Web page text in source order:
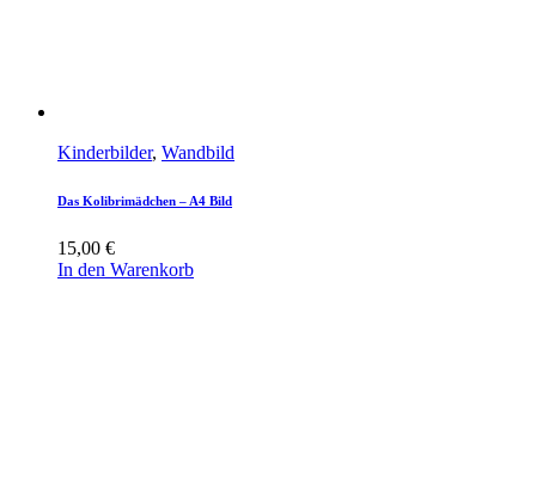
Kinderbilder, Wandbild
Das Kolibrimädchen – A4 Bild
15,00 €
In den Warenkorb